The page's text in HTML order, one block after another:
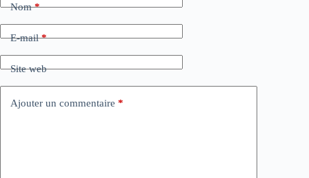
Nom*
E-mail*
Site web
Ajouter un commentaire *